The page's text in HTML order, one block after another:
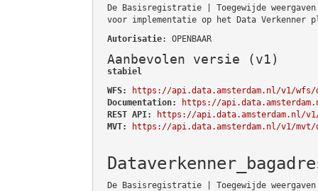
De Basisregistratie | Toegewijde
voor implementatie op het Data Verkenner
Autorisatie: OPENBAAR
Aanbevolen versie (v1)
stabiel
WFS:
https://api.data.amsterdam.nl/v1/wfs/
Documentation:
https://
REST API:
https://api.data.amsterdam.nl/
MVT:
https://api.data.amsterdam.nl/v1/mvt/
De Basisregistratie | Toegewijde